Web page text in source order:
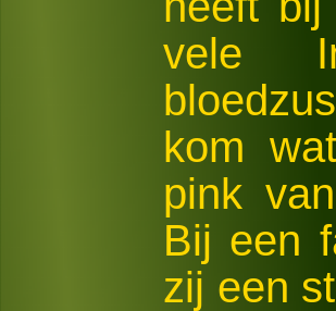
vele
kom
pink
Bij een
zij een